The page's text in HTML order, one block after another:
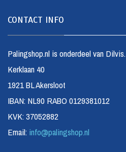
CONTACT INFO
Palingshop.nl is onderdeel van Dilvis.
Kerklaan 40
1921 BL Akersloot
IBAN: NL90 RABO 0129381012
KVK: 37052882
Email: info@palingshop.nl